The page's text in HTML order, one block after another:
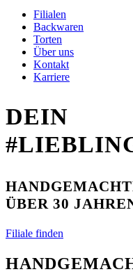
Filialen
Backwaren
Torten
Über uns
Kontakt
Karriere
DEIN
ÜBER 30
Filiale finden